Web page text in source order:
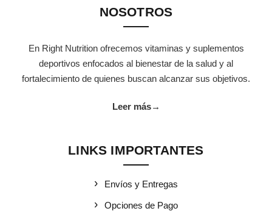
NOSOTROS
En Right Nutrition ofrecemos vitaminas y suplementos
deportivos enfocados al bienestar de la salud y al
fortalecimiento de quienes buscan alcanzar sus objetivos.
Leer más→
LINKS IMPORTANTES
Envíos y Entregas
Opciones de Pago